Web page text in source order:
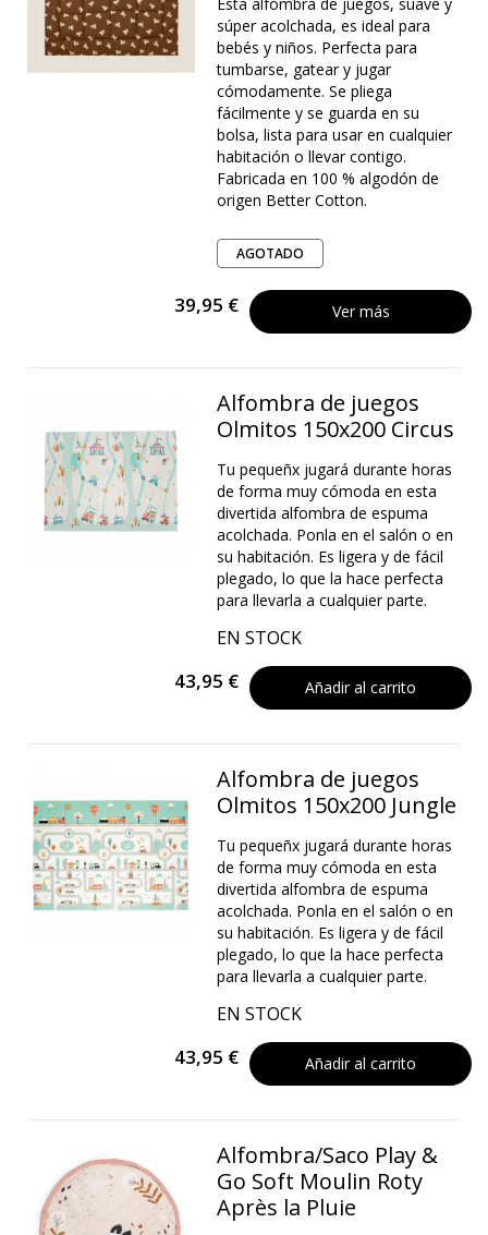
súper acolchada, es ideal para
bebés y niños. Perfecta para
tumbarse, gatear y jugar
cómodamente. Se pliega
fácilmente y se guarda en su
bolsa, lista para usar en cualquier
habitación o llevar contigo.
Fabricada en 100 % algodón de
origen Better Cotton.
AGOTADO
39,95 € Ver más
Alfombra de juegos
Olmitos 150x200 Circus
Tu pequeñx jugará durante horas
de forma muy cómoda en esta
divertida alfombra de espuma
acolchada. Ponla en el salón o en
su habitación. Es ligera y de fácil
plegado, lo que la hace perfecta
para llevarla a cualquier parte.
EN STOCK
43,95 € Añadir al carrito
Alfombra de juegos
Olmitos 150x200 Jungle
Tu pequeñx jugará durante horas
de forma muy cómoda en esta
divertida alfombra de espuma
acolchada. Ponla en el salón o en
su habitación. Es ligera y de fácil
plegado, lo que la hace perfecta
para llevarla a cualquier parte.
EN STOCK
43,95 € Añadir al carrito
Alfombra/Saco Play &
Go Soft Moulin Roty
Après la Pluie